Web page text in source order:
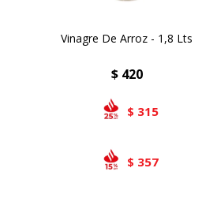
Vinagre De Arroz - 1,8 Lts
$ 420
$ 315
$ 357